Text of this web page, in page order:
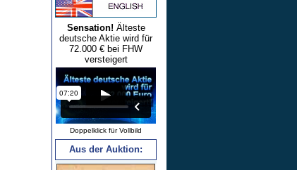
Sensation! Älteste
deutsche Aktie wird für
72.000 € bei FHW
versteigert
Doppelklick für Vollbild
Aus der Auktion: